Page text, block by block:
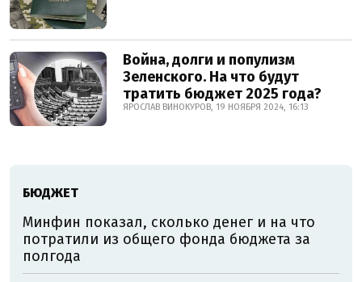
Война, долги и популизм
Зеленского. На что будут
тратить бюджет 2025 года?
ЯРОСЛАВ ВИНОКУРОВ, 19 НОЯБРЯ 2024, 16:13
БЮДЖЕТ
Минфин показал, сколько денег и на что
потратили из общего фонда бюджета за
полгода